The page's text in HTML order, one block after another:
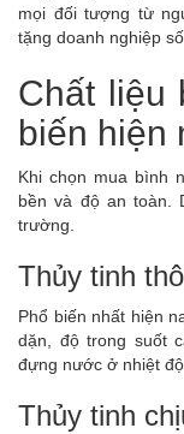
mọi đối tượng từ
tặng doanh nghiệp
Chất liệu
biến hiện
Khi chọn mua bình
bền và độ an toàn.
trường.
Thủy tinh
Phổ biến nhất hiện
dặn, độ trong suốt
đựng nước ở nhiệt
Thủy tinh